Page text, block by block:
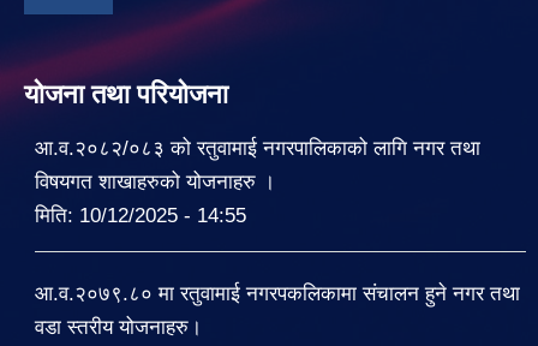
योजना तथा परियोजना
आ.व.२०८२/०८३ को रतुवामाई नगरपालिकाको लागि नगर तथा
विषयगत शाखाहरुको योजनाहरु ।
मिति: 10/12/2025 - 14:55
आ.व.२०७९.८० मा रतुवामाई नगरपकलिकामा संचालन हुने नगर तथा
वडा स्तरीय योजनाहरु।